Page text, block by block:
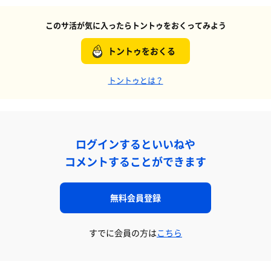
このサ活が気に入ったらトントゥをおくってみよう
トントゥをおくる
トントゥとは？
ログインするといいねや
コメントすることができます
無料会員登録
すでに会員の方はこちら